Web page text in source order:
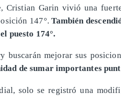
Cristian Garin vivió una
147°.También
puesto 174°.
buscarán mejorar sus
de sumar importantes
solo se registró una